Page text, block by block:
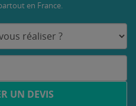
en France.
UN DEVIS